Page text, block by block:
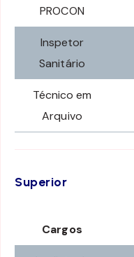
PROCON
Inspetor
Sanitário
Técnico em
Arquivo
Superior
Cargos